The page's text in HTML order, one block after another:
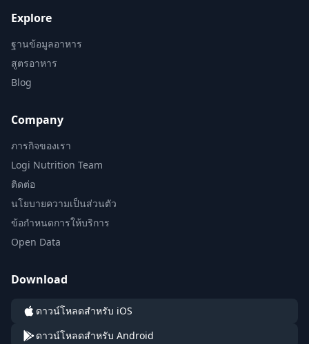
Explore
ฐานข้อมูลอาหาร
สูตรอาหาร
Blog
Company
ภารกิจของเรา
Logi Nutrition Team
ติดต่อ
นโยบายความเป็นส่วนตัว
ข้อกำหนดการให้บริการ
Open Data
Download
ดาวน์โหลดสำหรับ iOS
ดาวน์โหลดสำหรับ Android